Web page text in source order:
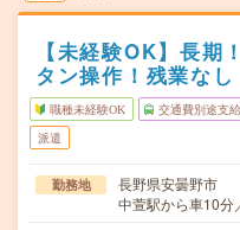
【未経験OK】長期
タン操作！残業なし
職種未経験OK 交通費別途支
派遣
勤務地
長野県安曇野市
中萱駅から車10分